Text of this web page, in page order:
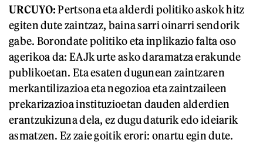
URCUYO:Pertsona eta alderdi politiko askok hitz
egiten dute zaintzaz, baina sarri oinarri sendorik
gabe. Borondate politiko eta inplikazio falta oso
agerikoa da: EAJk urte asko daramatza erakunde
publikoetan. Eta esaten dugunean zaintzaren
merkantilizazioa eta negozioa eta zaintzaileen
prekarizazioa instituzioetan dauden alderdien
erantzukizuna dela, ez dugu daturik edo ideiarik
asmatzen. Ez zaie goitik erori: onartu egin dute.